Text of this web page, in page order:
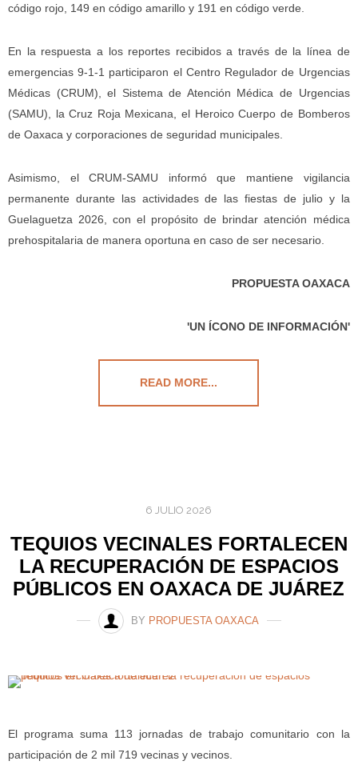
código rojo, 149 en código amarillo y 191 en código verde.
En la respuesta a los reportes recibidos a través de la línea de
emergencias 9-1-1 participaron el Centro Regulador de Urgencias
Médicas (CRUM), el Sistema de Atención Médica de Urgencias
(SAMU), la Cruz Roja Mexicana, el Heroico Cuerpo de Bomberos
de Oaxaca y corporaciones de seguridad municipales.
Asimismo, el CRUM-SAMU informó que mantiene vigilancia
permanente durante las actividades de las fiestas de julio y la
Guelaguetza 2026, con el propósito de brindar atención médica
prehospitalaria de manera oportuna en caso de ser necesario.
PROPUESTA OAXACA
'UN ÍCONO DE INFORMACIÓN'
READ MORE...
6 JULIO 2026
TEQUIOS VECINALES FORTALECEN
LA RECUPERACIÓN DE ESPACIOS
PÚBLICOS EN OAXACA DE JUÁREZ
BY PROPUESTA OAXACA
El programa suma 113 jornadas de trabajo comunitario con la
participación de 2 mil 719 vecinas y vecinos.